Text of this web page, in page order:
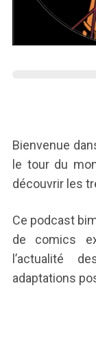
Bienvenue
le tour du
découvrir les
Ce podcast
de comics
l’actualité
adaptations